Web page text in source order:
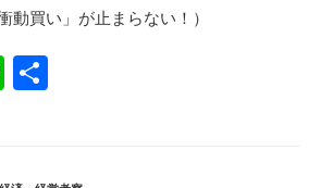
買い」が止まらない！）
Li